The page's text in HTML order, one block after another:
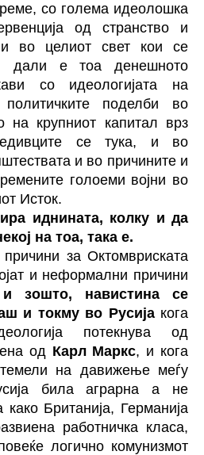
со голема идеолошка
од странство и
во целиот свет кои се
дали е тоа денешното
со идеологијата на
поделби во
на крупниот капитал врз
се тука, и во
и во причините и
голоеми војни во
Исток.
иднината, колку и да
на тоа, така е.
за Октомвриската
и неформални причини
зошто, навистина се
и токму во Русија кога
потекнува од
од Карл Маркс, и кога
на давижење меѓу
била аграрна а не
Британија, Германија
работничка класа,
логично комунизмот